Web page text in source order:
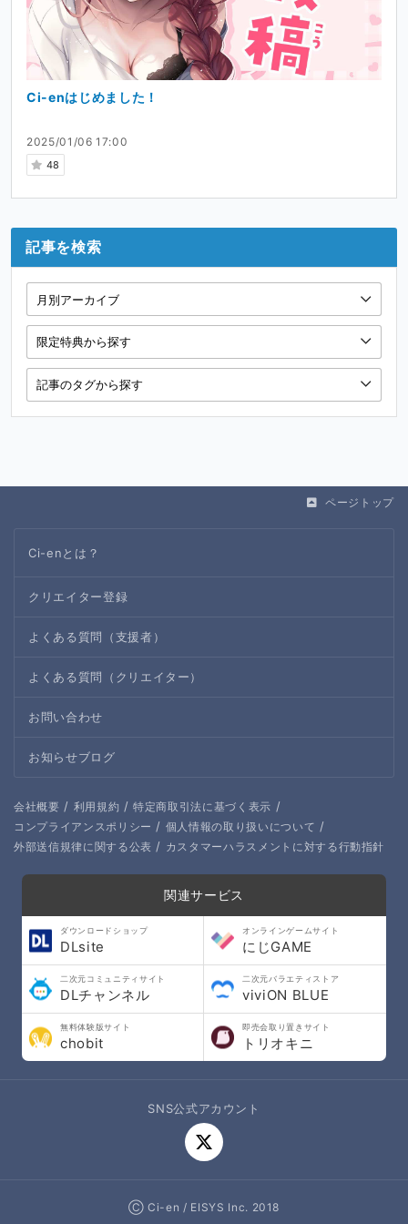
2025/01/06 17:00
48
Ci-enはじめました！
記事を検索
ページトップ
Ci-enとは？
クリエイター登録
よくある質問（支援者）
よくある質問（クリエイター）
お問い合わせ
お知らせブログ
会社概要 / 利用規約 / 特定商取引法に基づく表示 /
コンプライアンスポリシー / 個人情報の取り扱いについて /
外部送信規律に関する公表 / カスタマーハラスメントに対する行動指針
関連サービス
ダウンロードショップ
DLsite
オンラインゲームサイト
にじGAME
二次元コミュニティサイト
DLチャンネル
二次元バラエティストア
viviON BLUE
無料体験版サイト
chobit
即売会取り置きサイト
トリオキニ
SNS公式アカウント
Ⓒ Ci-en / EISYS Inc. 2018